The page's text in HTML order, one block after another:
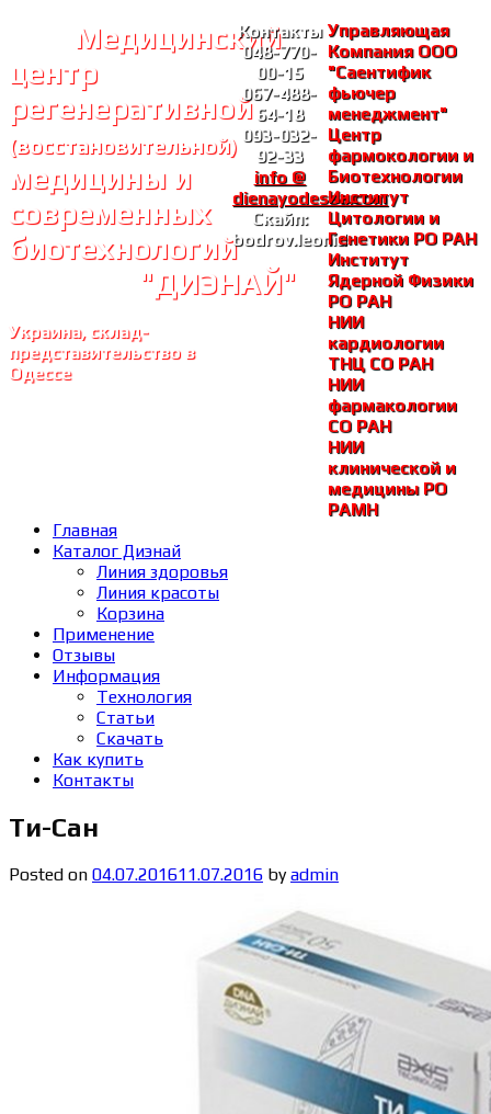
Медицинский
центр
регенеративной
(восстановительной)
медицины и
современных
биотехнологий
"ДИЭНАЙ"
Украина, склад-
представительство в
Одессе
Контакты
048-770-
00-15
067-488-
64-18
093-032-
92-33
info @
dienayodessa.com
Скайп:
bodrov.leonid
Управляющая
Компания ООО
"Саентифик
фьючер
менеджмент"
Центр
фармокологии и
Биотехнологии
Институт
Цитологии и
Генетики РО РАH
Институт
Ядерной Физики
РО РАH
НИИ
кардиологии
ТНЦ СО РАH
НИИ
фармакологии
СО РАH
НИИ
клинической и
медицины РО
РАМH
Главная
Каталог Диэнай
Линия здоровья
Линия красоты
Корзина
Применение
Отзывы
Информация
Технология
Статьи
Скачать
Как купить
Контакты
Ти-Сан
Posted on 04.07.201611.07.2016 byadmin